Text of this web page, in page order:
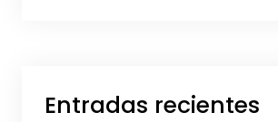
Entradas recientes